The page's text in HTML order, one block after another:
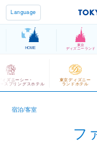
Language
HOME
東京
ディズニーランド
ィズニーシー・
スプリングスホテル
東京ディズニー
ランドホテル
宿泊/客室
フ